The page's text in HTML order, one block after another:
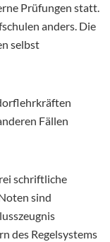
Prüfungen statt.
anders. Die
selbst
Fällen
schriftliche
sind
des Regelsystems